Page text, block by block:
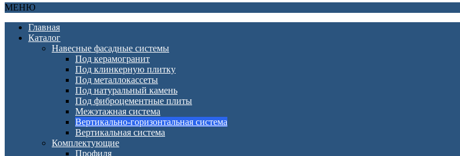
МЕНЮ
Главная
Каталог
Навесные фасадные системы
Под керамогранит
Под клинкерную плитку
Под металлокассеты
Под натуральный камень
Под фиброцементные плиты
Межэтажная система
Вертикально-горизонтальная система
Вертикальная система
Комплектующие
Профиля